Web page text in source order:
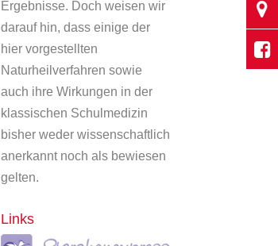
Ergebnisse. Doch weisen wir
darauf hin, dass einige der
hier vorgestellten
Naturheilverfahren sowie
auch ihre Wirkungen in der
klassischen Schulmedizin
bisher weder wissenschaftlich
anerkannt noch als bewiesen
gelten.
Links